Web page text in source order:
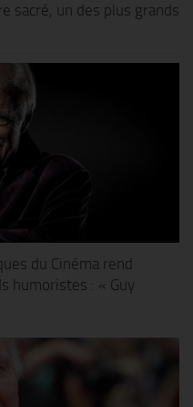
sacré, un des plus grands
du Cinéma rend
humoristes : « Guy